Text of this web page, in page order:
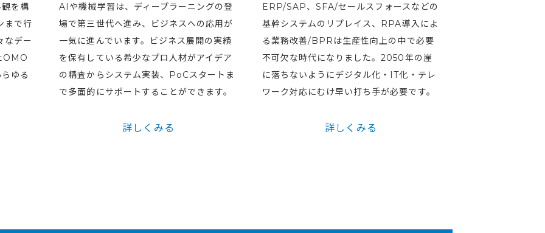
を構
まで行
なデー
OMO
ゆる
AIや機械学習は、ディープラーニングの登
場で第三世代へ進み、ビジネスへの応用が
一気に進んでいます。ビジネス展開の実績
を保有している希少なプロ人材がアイデア
の精査からシステム実装、PoCスタートま
で多面的にサポートすることができます。
詳しくみる
ERP/SAP、SFA/セールスフォースなどの
基幹システムのリプレイス、RPA導入によ
る業務改善/BPRは生産性向上の中で必要
不可欠な時代になりました。2050年の崖
に落ちないようにデジタル化・IT化・テレ
ワーク対応にむけ早い打ち手が必要です。
詳しくみる